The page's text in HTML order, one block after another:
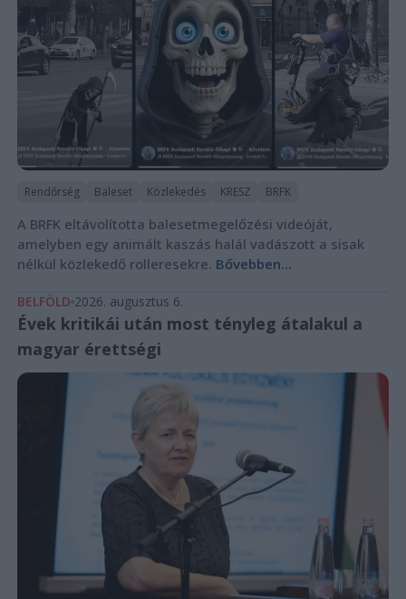
Rendőrség Baleset Közlekedés KRESZ BRFK
A BRFK eltávolította balesetmegelőzési videóját,
amelyben egy animált kaszás halál vadászott a sisak
nélkül közlekedő rolleresekre. Bővebben...
BELFÖLD 2026. augusztus 6.
Évek kritikái után most tényleg átalakul a
magyar érettségi